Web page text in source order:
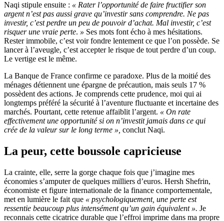
Naqi stipule ensuite : « Rater l’opportunité de faire fructifier son
argent n’est pas aussi grave qu’investir sans comprendre. Ne pas
investir, c’est perdre un peu de pouvoir d’achat. Mal investir, c’est
risquer une vraie perte. » Ses mots font écho à mes hésitations.
Rester immobile, c’est voir fondre lentement ce que l’on possède. Se
lancer à l’aveugle, c’est accepter le risque de tout perdre d’un coup.
Le vertige est le même.
La Banque de France confirme ce paradoxe. Plus de la moitié des
ménages détiennent une épargne de précaution, mais seuls 17 %
possèdent des actions. Je comprends cette prudence, moi qui ai
longtemps préféré la sécurité à l’aventure fluctuante et incertaine des
marchés. Pourtant, cette retenue affaiblit l’argent. « On rate
effectivement une opportunité si on n’investit jamais dans ce qui
crée de la valeur sur le long terme », conclut Naqi.
La peur, cette boussole capricieuse
La crainte, elle, serre la gorge chaque fois que j’imagine mes
économies s’amputer de quelques milliers d’euros. Hersh Shefrin,
économiste et figure internationale de la finance comportementale,
met en lumière le fait que « psychologiquement, une perte est
ressentie beaucoup plus intensément qu’un gain équivalent ». Je
reconnais cette cicatrice durable que l’effroi imprime dans ma propre